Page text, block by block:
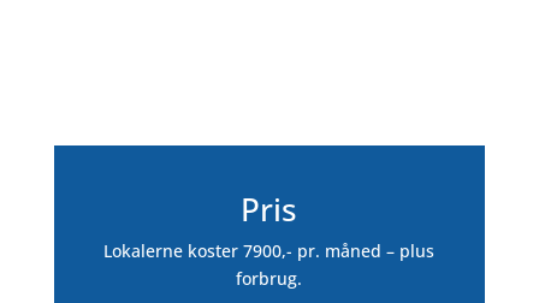
Pris
Lokalerne koster 7900,- pr. måned – plus
forbrug.